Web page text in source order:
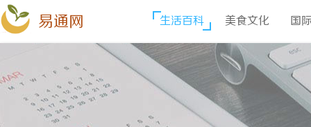
易通网 生活百科 美食文化 国